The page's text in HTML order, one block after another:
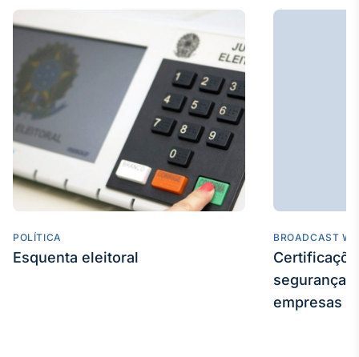
A melhor
plataforma para
analisar fundos
de investimento
no Brasil
IA
Em breve
POLÍTICA
Esquenta eleitoral
BROADCAST
segurança
empresas